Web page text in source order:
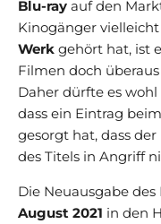
Blu-ray auf den
Kinogänger
Werk gehört hat, ist
Filmen doch
Daher dürfte es
dass ein Eintrag
gesorgt hat, dass der
des Titels in Angriff
Die Neuausgabe
August 2021 in den